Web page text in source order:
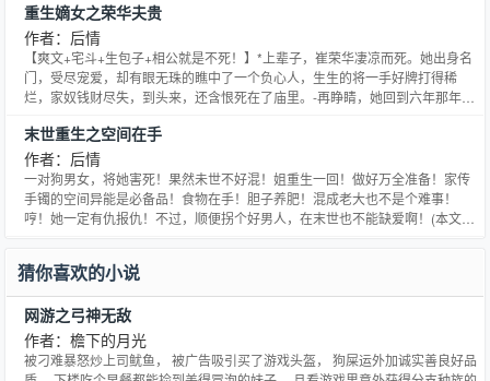
中的差生，早恋，当混混，不学无术，撒谎精，变得人恶狗厌， 而原本上辈子
同父异母的私生女妹妹顾菲却成了她的‘亲妹妹
重生嫡女之荣华夫贵
作者：后情
【爽文+宅斗+生包子+相公就是不死！】*上辈子，崔荣华凄凉而死。她出身名
门，受尽宠爱，却有眼无珠的瞧中了一个负心人，生生的将一手好牌打得稀
烂，家奴钱财尽失，到头来，还含恨死在了庙里。-再睁睛，她回到六年那年，
个身份不明的外室女，狼心狗肺的状元郎还不
末世重生之空间在手
作者：后情
一对狗男女，将她害死！果然未世不好混！姐重生一回！做好万全准备！家传
手镯的空间异能是必备品！食物在手！胆子养肥！混成老大也不是个难事！
哼！她一定有仇报仇！不过，顺便拐个好男人，在末世也不能缺爱啊！(本文纯
猜你喜欢的小说
网游之弓神无敌
作者：檐下的月光
被刁难暴怒炒上司鱿鱼， 被广告吸引买了游戏头盔， 狗屎运外加诚实善良好品